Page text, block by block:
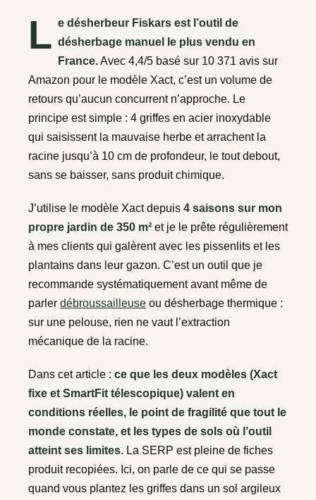
L
e désherbeur Fiskars est l’outil de
désherbage manuel le plus vendu en
France.Avec 4,4/5 basé sur 10 371 avis sur
Amazon pour le modèle Xact, c’est un volume de
retours qu’aucun concurrent n’approche. Le
principe est simple : 4 griffes en acier inoxydable
qui saisissent la mauvaise herbe et arrachent la
racine jusqu’à 10 cm de profondeur, le tout debout,
sans se baisser, sans produit chimique.
J’utilise le modèle Xact depuis 4 saisons sur mon
propre jardin de 350 m² et je le prête régulièrement
à mes clients qui galèrent avec les pissenlits et les
plantains dans leur gazon. C’est un outil que je
recommande systématiquement avant même de
parler débroussailleuse ou désherbage thermique :
sur une pelouse, rien ne vaut l’extraction
mécanique de la racine.
Dans cet article : ce que les deux modèles (Xact
fixe et SmartFit télescopique) valent en
conditions réelles, le point de fragilité que tout le
monde constate, et les types de sols où l’outil
atteint ses limites. La SERP est pleine de fiches
produit recopiées. Ici, on parle de ce qui se passe
quand vous plantez les griffes dans un sol argileux